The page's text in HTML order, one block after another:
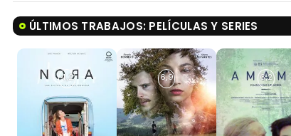
ÚLTIMOS TRABAJOS: PELÍCULAS Y SERIES
4,2 6,9 6,2